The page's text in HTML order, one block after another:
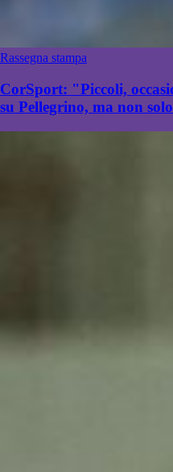
Rassegna stampa
CorSport: "Piccoli,
su Pellegrino, ma non